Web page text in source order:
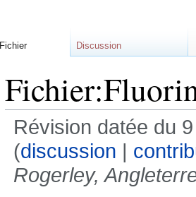
Révision datée du
(discussion |
Rogerley,
Fichier Discussion